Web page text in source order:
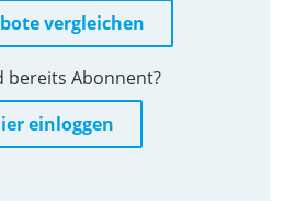
vergleichen
bereits Abonnent?
einloggen